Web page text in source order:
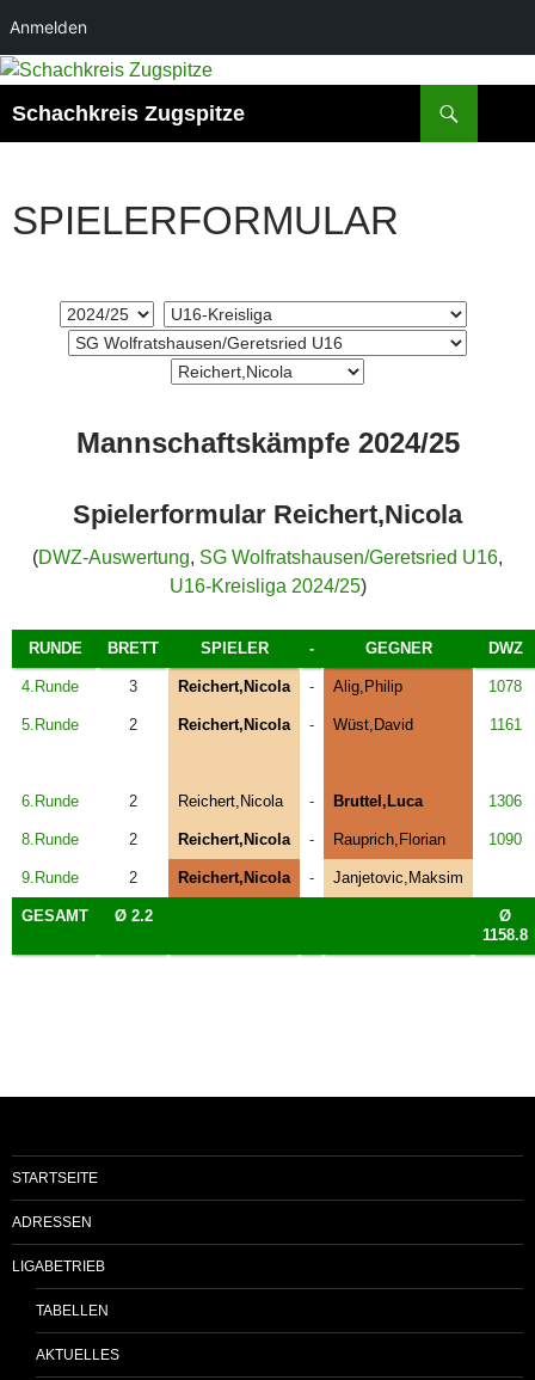
Anmelden
Zum
springen
Schachkreis Zugspitze
SPIELERFORMULAR
Mannschaftskämpfe 2024/25
Spielerformular Reichert,Nicola
(DWZ-Auswertung, SG Wolfratshausen/Geretsried U16,
U16-Kreisliga 2024/25)
RUNDE BRETT SPIELER - GEGNER DWZ
4.Runde 3 Reichert,Nicola - Alig,Philip 1078
5.Runde 2 Reichert,Nicola - Wüst,David 1161
6.Runde 2 Reichert,Nicola - Bruttel,Luca 1306
8.Runde 2 Reichert,Nicola - Rauprich,Florian 1090
9.Runde 2 Reichert,Nicola - Janjetovic,Maksim
GESAMT Ø 2.2
Ø
1158.8
STARTSEITE
ADRESSEN
LIGABETRIEB
TABELLEN
AKTUELLES